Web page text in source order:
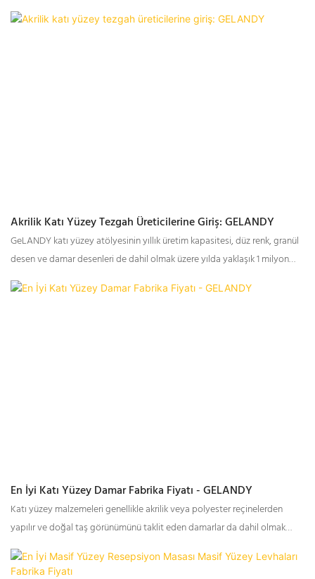
görünümü, banyo tezgahları, lavabolar, çocuk lavaboları, servis
tezgahları ve makyaj istasyonu tezgahları dahil olmak üzere çok çeşitli
Akrilik Katı Yüzey Tezgah Üreticilerine Giriş: GELANDY
GeLANDY katı yüzey atölyesinin yıllık üretim kapasitesi, düz renk, granül
desen ve damar desenleri de dahil olmak üzere yılda yaklaşık 1 milyon
metrekaredir. OEM/ODM hizmeti mevcuttur.
En İyi Katı Yüzey Damar Fabrika Fiyatı - GELANDY
Katı yüzey malzemeleri genellikle akrilik veya polyester reçinelerden
yapılır ve doğal taş görünümünü taklit eden damarlar da dahil olmak
üzere çeşitli desen ve renklerde üretilebilir. Katı yüzeyin damarları, bir
mekanın estetik görünümünü artırabilir ve çeşitli uygulamalar için